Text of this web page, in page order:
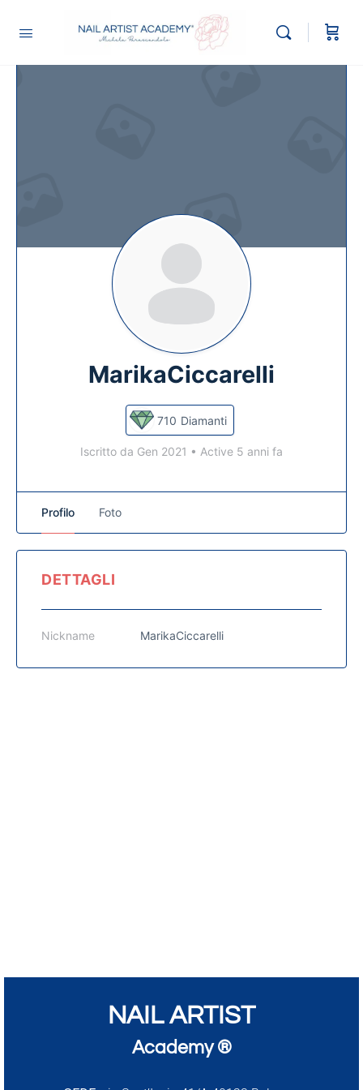
MarikaCiccarelli
710 Diamanti
Iscritto da Gen 2021 • Active 5 anni fa
Profilo Foto
DETTAGLI
Nickname MarikaCiccarelli
NAIL ARTIST
Academy ®